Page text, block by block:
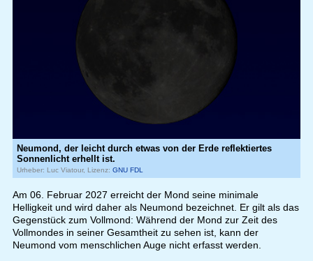
Neumond, der leicht durch etwas von der Erde reflektiertes
Sonnenlicht erhellt ist.
Urheber: Luc Viatour, Lizenz: GNU FDL
Am 06. Februar 2027 erreicht der Mond seine minimale
Helligkeit und wird daher als Neumond bezeichnet. Er gilt als das
Gegenstück zum Vollmond: Während der Mond zur Zeit des
Vollmondes in seiner Gesamtheit zu sehen ist, kann der
Neumond vom menschlichen Auge nicht erfasst werden.